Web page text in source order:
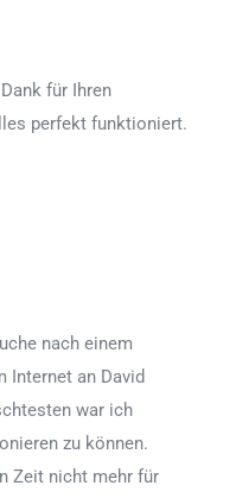
für Ihren
perfekt funktioniert.
nach einem
an David
war ich
zu können.
Zeit nicht mehr für